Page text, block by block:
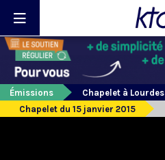
Émissions
Chapelet à Lourdes
Chapelet du 15 janvier 2015